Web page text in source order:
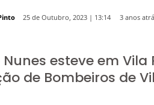
25 de Outubro, 2023 | 13:14 3 anos
esteve em
de Bombeiros de